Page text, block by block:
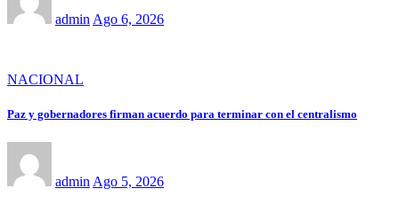
admin Ago 6, 2026
NACIONAL
Paz y gobernadores firman acuerdo para terminar con el centralismo
admin Ago 5, 2026